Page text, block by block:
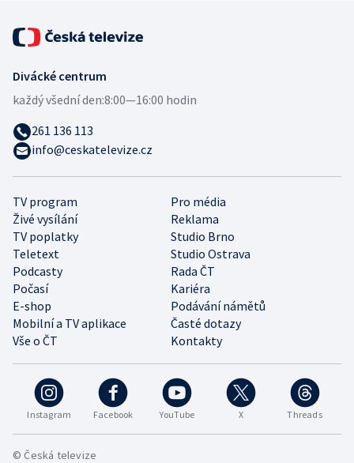
Instagram Facebook YouTube X Threads
TV program
Pro média
Živé vysílání
Reklama
TV poplatky
Studio Brno
Teletext
Studio Ostrava
Podcasty
Rada ČT
Počasí
Kariéra
E-shop
Podávání námětů
Mobilní a TV aplikace
Časté dotazy
Vše o ČT
Kontakty
Divácké centrum
každý všední den:8:00—16:00 hodin
261 136 113
info@ceskatelevize.cz
© Česká televize